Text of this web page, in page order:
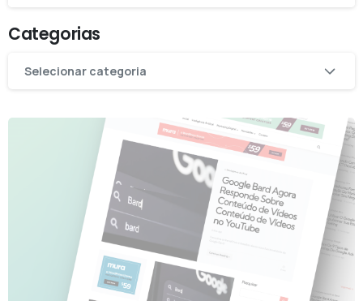
Categorias
Categorias
Selecionar categoria